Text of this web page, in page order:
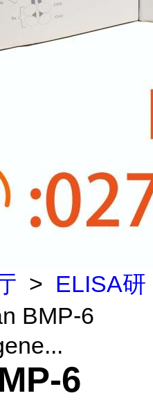
> ELISA研
BMP-6
6